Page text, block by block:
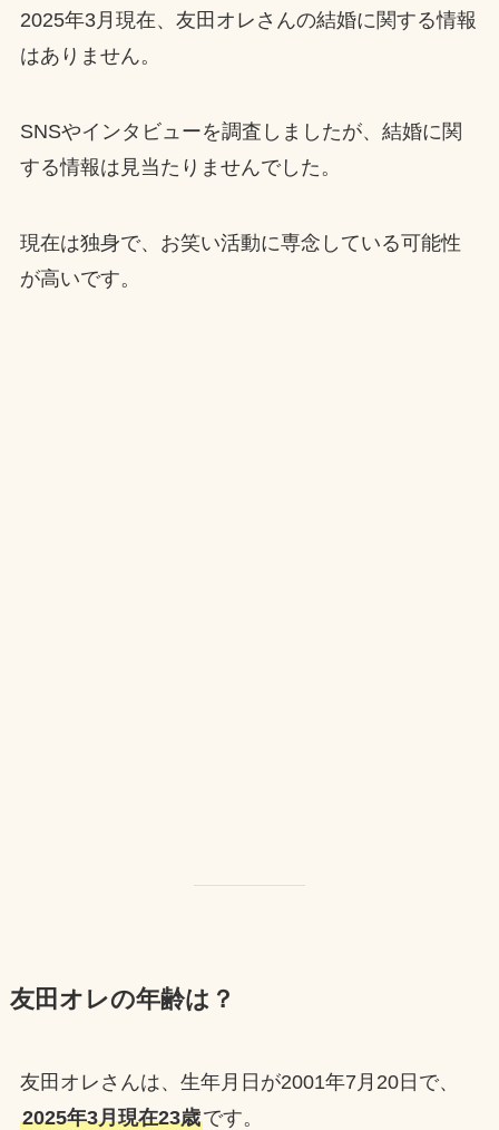
2025年3月現在、友田オレさんの結婚に関する情報
はありません。
SNSやインタビューを調査しましたが、結婚に関
する情報は見当たりませんでした。
現在は独身で、お笑い活動に専念している可能性
が高いです。
友田オレの年齢は？
友田オレさんは、生年月日が2001年7月20日で、
2025年3月現在23歳です。